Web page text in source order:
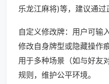
乐龙江麻将)等，建议通过
自定义修改牌：用户可输
修改自身牌型或隐藏操作
用于多种场景（如与好友
规则，维护公平环境。